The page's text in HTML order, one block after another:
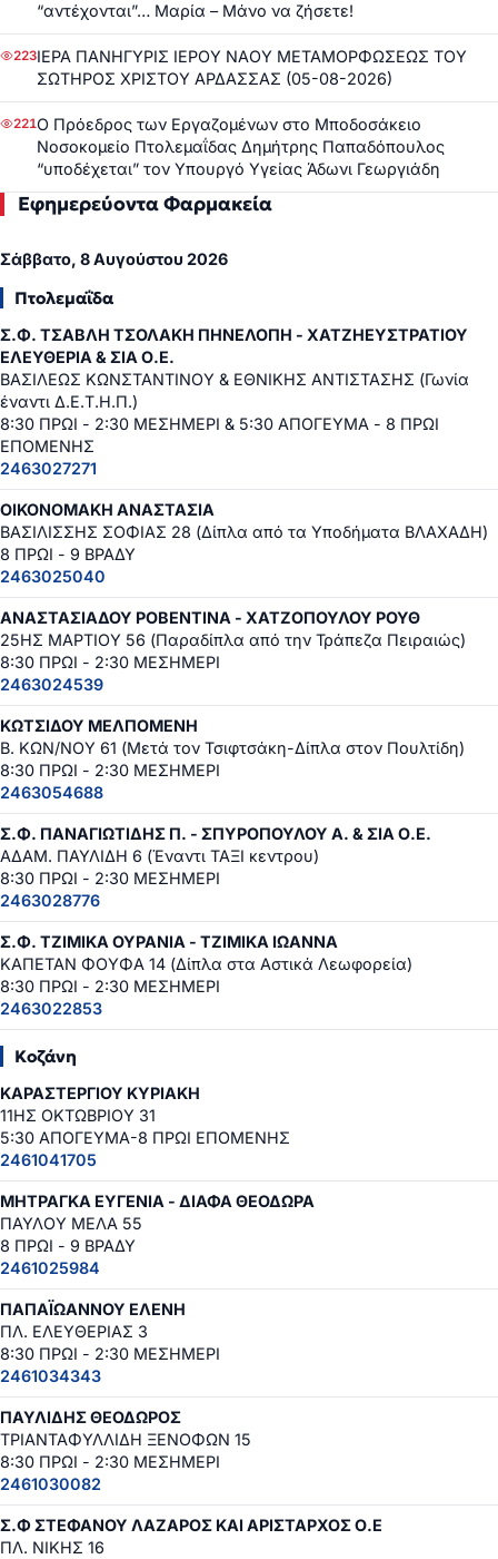
“αντέχονται”… Μαρία – Μάνο να ζήσετε!
223ΙΕΡΑ ΠΑΝΗΓΥΡΙΣ ΙΕΡΟΥ ΝΑΟΥ ΜΕΤΑΜΟΡΦΩΣΕΩΣ ΤΟΥ
ΣΩΤΗΡΟΣ ΧΡΙΣΤΟΥ ΑΡΔΑΣΣΑΣ (05-08-2026)
221Ο Πρόεδρος των Εργαζομένων στο Μποδοσάκειο
Νοσοκομείο Πτολεμαΐδας Δημήτρης Παπαδόπουλος
“υποδέχεται” τον Υπουργό Υγείας Άδωνι Γεωργιάδη
Εφημερεύοντα Φαρμακεία
Σάββατο, 8 Αυγούστου 2026
Πτολεμαΐδα
Σ.Φ. ΤΣΑΒΛΗ ΤΣΟΛΑΚΗ ΠΗΝΕΛΟΠΗ - ΧΑΤΖΗΕΥΣΤΡΑΤΙΟΥ
ΕΛΕΥΘΕΡΙΑ & ΣΙΑ Ο.Ε.
ΒΑΣΙΛΕΩΣ ΚΩΝΣΤΑΝΤΙΝΟΥ & ΕΘΝΙΚΗΣ ΑΝΤΙΣΤΑΣΗΣ (Γωνία
έναντι Δ.Ε.Τ.Η.Π.)
8:30 ΠΡΩΙ - 2:30 ΜΕΣΗΜΕΡΙ & 5:30 ΑΠΟΓΕΥΜΑ - 8 ΠΡΩΙ
ΕΠΟΜΕΝΗΣ
2463027271
ΟΙΚΟΝΟΜΑΚΗ ΑΝΑΣΤΑΣΙΑ
ΒΑΣΙΛΙΣΣΗΣ ΣΟΦΙΑΣ 28 (Δίπλα από τα Υποδήματα ΒΛΑΧΑΔΗ)
8 ΠΡΩΙ - 9 ΒΡΑΔΥ
2463025040
ΑΝΑΣΤΑΣΙΑΔΟΥ ΡΟΒΕΝΤΙΝΑ - ΧΑΤΖΟΠΟΥΛΟΥ ΡΟΥΘ
25ΗΣ ΜΑΡΤΙΟΥ 56 (Παραδίπλα από την Τράπεζα Πειραιώς)
8:30 ΠΡΩΙ - 2:30 ΜΕΣΗΜΕΡΙ
2463024539
ΚΩΤΣΙΔΟΥ ΜΕΛΠΟΜΕΝΗ
Β. ΚΩΝ/ΝΟΥ 61 (Μετά τον Τσιφτσάκη-Δίπλα στον Πουλτίδη)
8:30 ΠΡΩΙ - 2:30 ΜΕΣΗΜΕΡΙ
2463054688
Σ.Φ. ΠΑΝΑΓΙΩΤΙΔΗΣ Π. - ΣΠΥΡΟΠΟΥΛΟΥ Α. & ΣΙΑ Ο.Ε.
ΑΔΑΜ. ΠΑΥΛΙΔΗ 6 (Έναντι ΤΑΞΙ κεντρου)
8:30 ΠΡΩΙ - 2:30 ΜΕΣΗΜΕΡΙ
2463028776
Σ.Φ. ΤΖΙΜΙΚΑ ΟΥΡΑΝΙΑ - ΤΖΙΜΙΚΑ ΙΩΑΝΝΑ
ΚΑΠΕΤΑΝ ΦΟΥΦΑ 14 (Δίπλα στα Αστικά Λεωφορεία)
8:30 ΠΡΩΙ - 2:30 ΜΕΣΗΜΕΡΙ
2463022853
Κοζάνη
ΚΑΡΑΣΤΕΡΓΙΟΥ ΚΥΡΙΑΚΗ
11ΗΣ ΟΚΤΩΒΡΙΟΥ 31
5:30 ΑΠΟΓΕΥΜΑ-8 ΠΡΩΙ ΕΠΟΜΕΝΗΣ
2461041705
ΜΗΤΡΑΓΚΑ ΕΥΓΕΝΙΑ - ΔΙΑΦΑ ΘΕΟΔΩΡΑ
ΠΑΥΛΟΥ ΜΕΛΑ 55
8 ΠΡΩΙ - 9 ΒΡΑΔΥ
2461025984
ΠΑΠΑΪΩΑΝΝΟΥ ΕΛΕΝΗ
ΠΛ. ΕΛΕΥΘΕΡΙΑΣ 3
8:30 ΠΡΩΙ - 2:30 ΜΕΣΗΜΕΡΙ
2461034343
ΠΑΥΛΙΔΗΣ ΘΕΟΔΩΡΟΣ
ΤΡΙΑΝΤΑΦΥΛΛΙΔΗ ΞΕΝΟΦΩΝ 15
8:30 ΠΡΩΙ - 2:30 ΜΕΣΗΜΕΡΙ
2461030082
Σ.Φ ΣΤΕΦΑΝΟΥ ΛΑΖΑΡΟΣ ΚΑΙ ΑΡΙΣΤΑΡΧΟΣ Ο.Ε
ΠΛ. ΝΙΚΗΣ 16